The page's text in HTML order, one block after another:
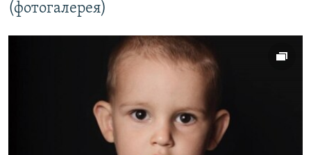
(фотогалерея)